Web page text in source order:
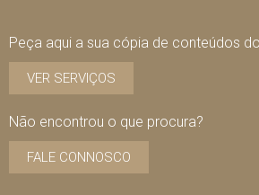
Peça aqui a sua cópia de conteúdos
VER SERVIÇOS
Não encontrou o que procura?
FALE CONNOSCO